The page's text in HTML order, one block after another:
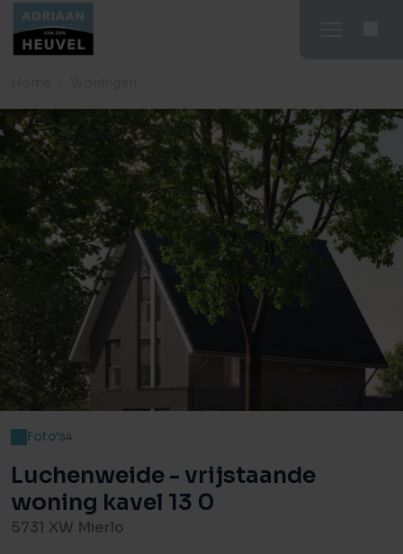
Foto's4
Luchenweide - vrijstaande
woning kavel 13 0
5731 XW Mierlo